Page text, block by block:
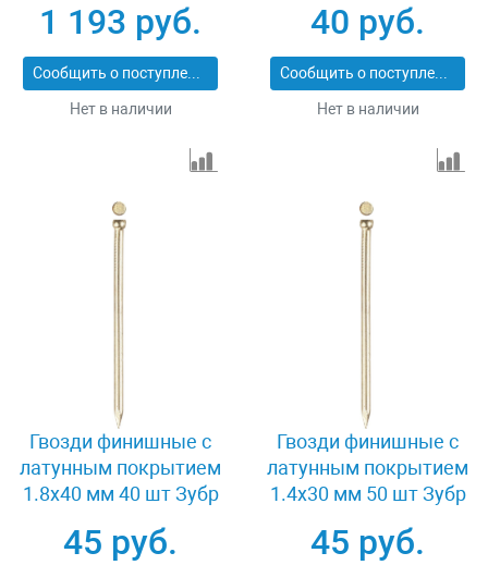
1 193 руб.
Сообщить о поступлении
Нет в наличии
40 руб.
Сообщить о поступлении
Нет в наличии
Гвозди финишные с
латунным покрытием
1.8x40 мм 40 шт Зубр
45 руб.
Гвозди финишные с
латунным покрытием
1.4x30 мм 50 шт Зубр
45 руб.